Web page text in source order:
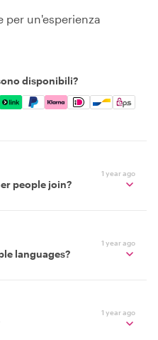
per un'esperienza
disponibili?
Apple Pay, Google
1 year ago
people join?
1 year ago
languages?
1 year ago